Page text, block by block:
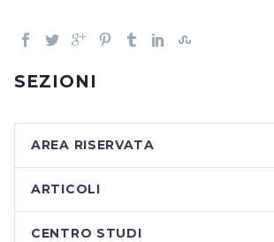
SEZIONI
AREA RISERVATA
ARTICOLI
CENTRO STUDI